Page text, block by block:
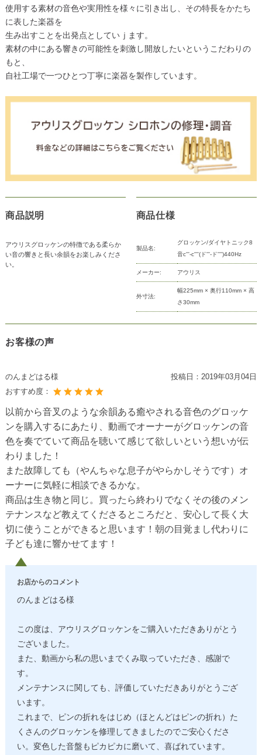
使用する素材の音色や実用性を様々に引き出し、その特長をかたち
に表した楽器を
生み出すことを出発点としていｊます。
素材の中にある響きの可能性を刺激し開放したいというこだわりの
もと、
自社工場で一つひとつ丁寧に楽器を製作しています。
商品説明
アウリスグロッケンの特徴である柔らか
い音の響きと長い余韻をお楽しみくださ
い。
商品仕様
製品名:
グロッケン/ダイヤトニック8
音c'''-c''''(ド'''-ド'''')440Hz
メーカー: アウリス
外寸法:
幅225mm × 奥行110mm × 高
さ30mm
お客様の声
のんまどはる様 投稿日： 2019年03月04日
おすすめ度：
以前から音叉のような余韻ある癒やされる音色のグロッケ
ンを購入するにあたり、動画でオーナーがグロッケンの音
色を奏でていて商品を聴いて感じて欲しいという想いが伝
わりました！
また故障しても（やんちゃな息子がやらかしそうです）オ
ーナーに気軽に相談できるかな。
商品は生き物と同じ。買ったら終わりでなくその後のメン
テナンスなど教えてくださるところだと、安心して長く大
切に使うことができると思います！朝の目覚まし代わりに
子ども達に響かせてます！
お店からのコメント
のんまどはる様
この度は、アウリスグロッケンをご購入いただきありがとう
ございました。
また、動画から私の思いまでくみ取っていただき、感謝で
す。
メンテナンスに関しても、評価していただきありがとうござ
います。
これまで、ピンの折れをはじめ（ほとんどはピンの折れ）た
くさんのグロッケンを修理してきましたのでご安心くださ
い。変色した音盤もピカピカに磨いて、喜ばれています。